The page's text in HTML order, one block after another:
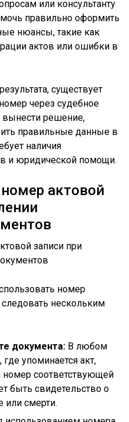
или консультанту
правильно оформить
нюансы, такие как
актов или ошибки в
существует
через судебное
вынести решение,
правильные данные в
наличия
и юридической помощи.
актовой
номер
нескольким
документа: В любом
упоминается акт,
номер соответствующей
быть свидетельство о
или смерти.